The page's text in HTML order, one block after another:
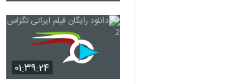
۰۱:۳۹:۲۴